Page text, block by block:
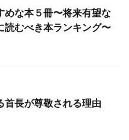
めな本５冊〜将来有望な
読むべき本ランキング〜
首長が尊敬される理由